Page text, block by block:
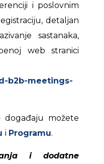
i poslovnim
detaljan
sastanaka,
web stranici
b2b-meetings-
događaju možete
i Programu.
i dodatne